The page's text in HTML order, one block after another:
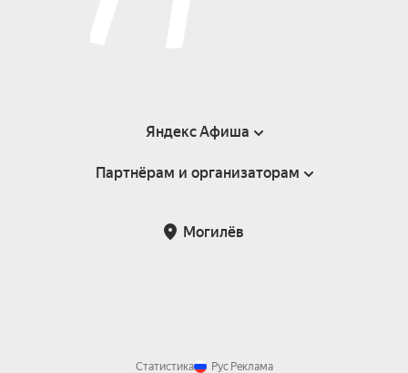
Яндекс Афиша
Справка
Партнёрам и организаторам
Могилёв
Статистика Рус Реклама